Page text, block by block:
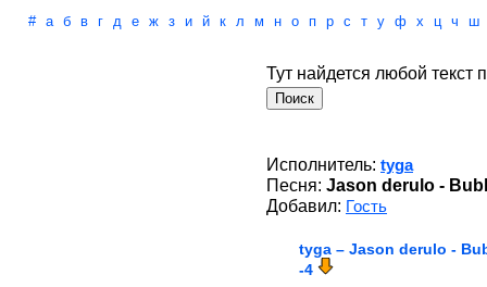
# а б в г д е ж з и й к л м н о п р с т у ф х ц ч ш
Тут найдется любой текст
Исполнитель: tyga
Песня: Jason derulo -
Добавил: Гость
tyga – Jason derulo -
-4